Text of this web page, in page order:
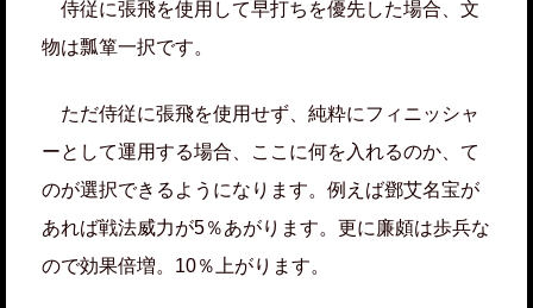
侍従に張飛を使用して早打ちを優先した場合、文
物は瓢箪一択です。
ただ侍従に張飛を使用せず、純粋にフィニッシャ
ーとして運用する場合、ここに何を入れるのか、て
のが選択できるようになります。例えば鄧艾名宝が
あれば戦法威力が5％あがります。更に廉頗は歩兵な
ので効果倍増。10％上がります。